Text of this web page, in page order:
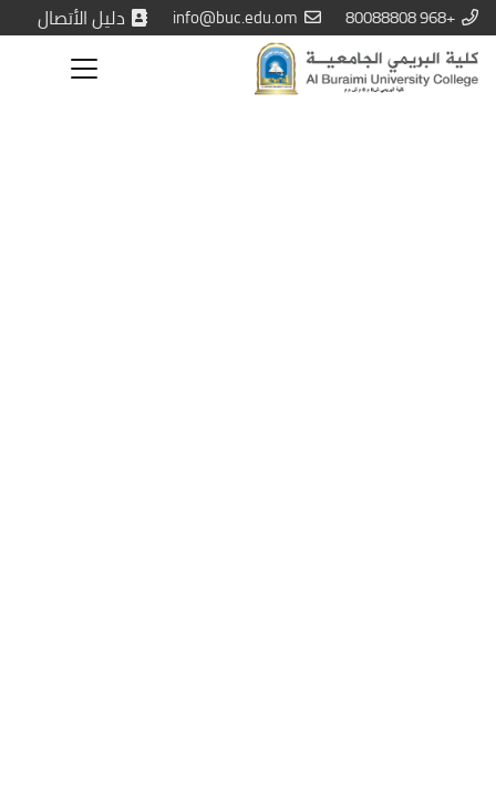
+968 80088808
info@buc.edu.om دليل الأتصال